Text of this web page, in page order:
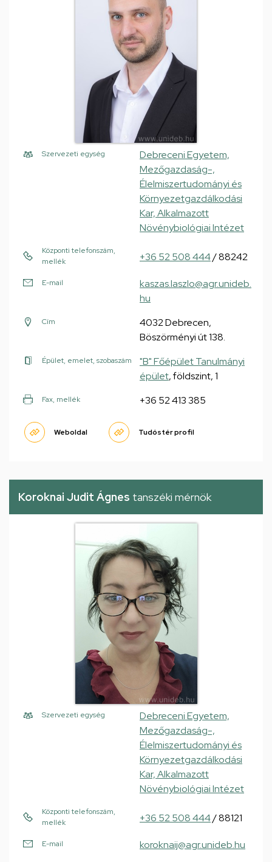
Szervezeti egység
Debreceni Egyetem,
Mezőgazdaság-,
Élelmiszertudományi és
Környezetgazdálkodási
Kar, Alkalmazott
Növénybiológiai Intézet
Központi telefonszám,
mellék
+36 52 508 444/ 88242
E-mail
kaszas.laszlo@agr.unideb.
hu
Cím
4032 Debrecen,
Böszörményi út 138.
Épület, emelet, szobaszám
"B" Főépület Tanulmányi
épület, földszint, 1
Fax, mellék +36 52 413 385
Weboldal Tudóstér profil
Koroknai Judit Ágnes tanszéki mérnök
Szervezeti egység
Debreceni Egyetem,
Mezőgazdaság-,
Élelmiszertudományi és
Környezetgazdálkodási
Kar, Alkalmazott
Növénybiológiai Intézet
Központi telefonszám,
mellék
+36 52 508 444/ 88121
E-mail koroknaij@agr.unideb.hu